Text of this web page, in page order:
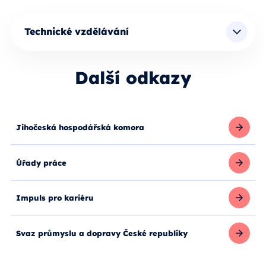
Technické vzdělávání
Další odkazy
Jihočeská hospodářská komora
Úřady práce
Impuls pro kariéru
Svaz průmyslu a dopravy České republiky